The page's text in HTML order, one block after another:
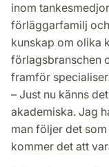
inom
förläggarfamilj
kunskap om olika
förlagsbranschen
framför
– Just nu känns
akademiska. Jag
man följer det
kommer det att